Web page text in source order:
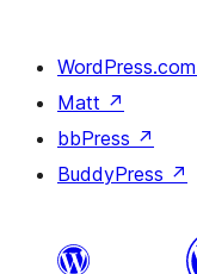
WordPress.com
Matt ↗
bbPress ↗
BuddyPress ↗